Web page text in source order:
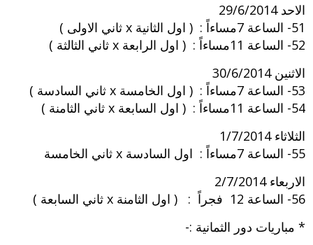
الاحد 29/6/2014
51- الساعة 7مساءاً : ( اول الثانية x ثاني الاولى )
52- الساعة 11مساءاً : ( اول الرابعة x ثاني الثالثة )
الاثنين 30/6/2014
53- الساعة 7مساءاً : ( اول الخامسة x ثاني السادسة )
54- الساعة 11مساءاً : ( اول السابعة x ثاني الثامنة )
الثلاثاء 1/7/2014
55- الساعة 7مساءاً : اول السادسة x ثاني الخامسة
الاربعاء 2/7/2014
56- الساعة 12 فجراً : ( اول الثامنة x ثاني السابعة )
* مباريات دور الثمانية :-